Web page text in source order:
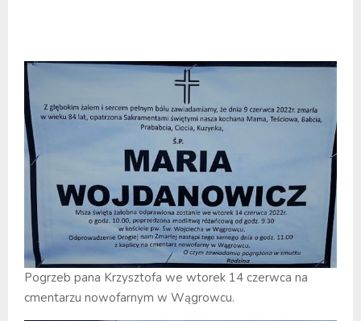
Pogrzeb pana Krzysztofa we wtorek 14 czerwca na
cmentarzu nowofarnym w Wągrowcu.